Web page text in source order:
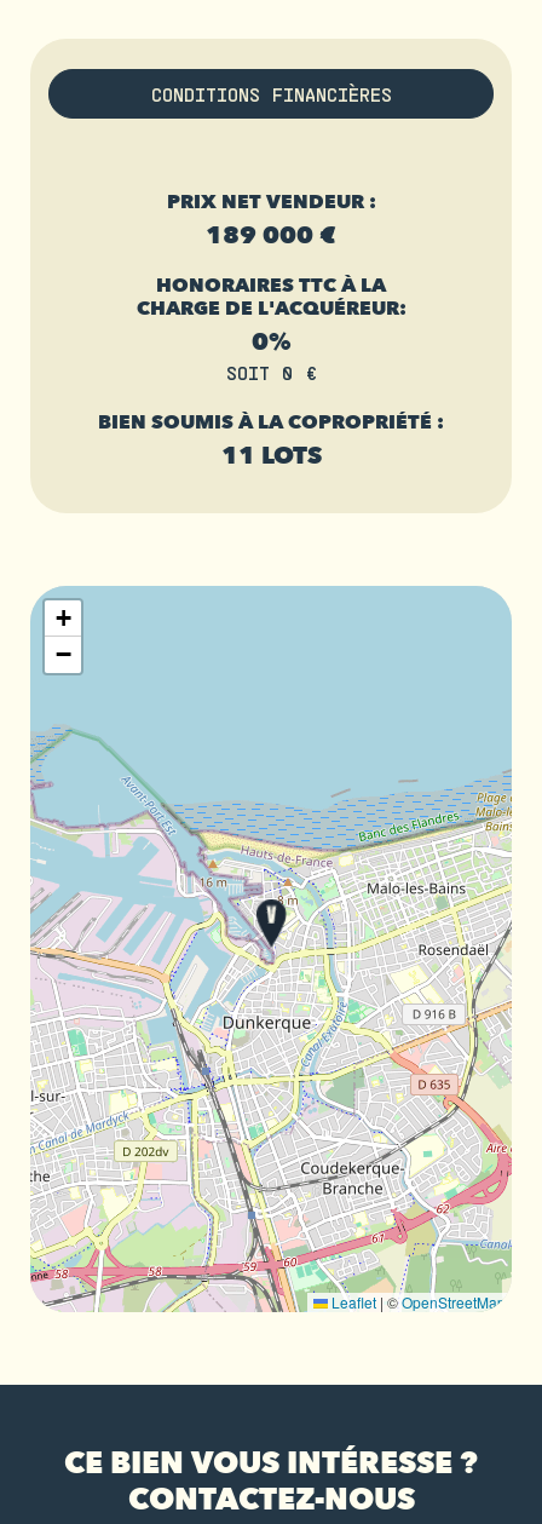
CONDITIONS FINANCIÈRES
PRIX NET VENDEUR :
189 000 €
HONORAIRES TTC À LA
CHARGE DE L'ACQUÉREUR:
0%
SOIT 0 €
BIEN SOUMIS À LA COPROPRIÉTÉ :
11 LOTS
+
−
Leaflet | ©OpenStreetMap
CE BIEN VOUS INTÉRESSE ?
CONTACTEZ-NOUS